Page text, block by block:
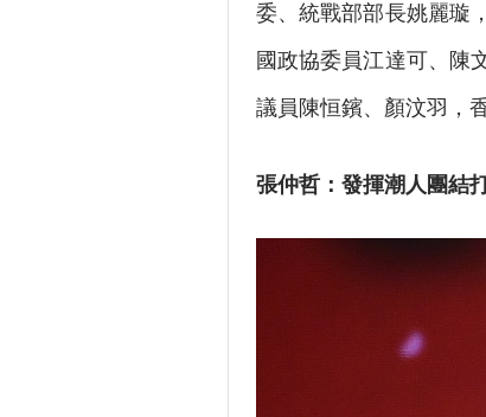
委、統戰部部長姚麗璇
國政協委員江達可、陳
議員陳恒鑌、顏汶羽，
張仲哲：發揮潮人團結